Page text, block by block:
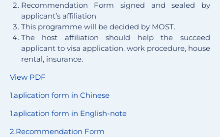
Recommendation Form signed and sealed by
applicant’s affiliation
This programme will be decided by MOST.
The host affiliation should help the succeed
applicant to visa application, work procedure, house
rental, insurance.
View PDF
1.aplication form in Chinese
1.aplication form in English-note
2.Recommendation Form